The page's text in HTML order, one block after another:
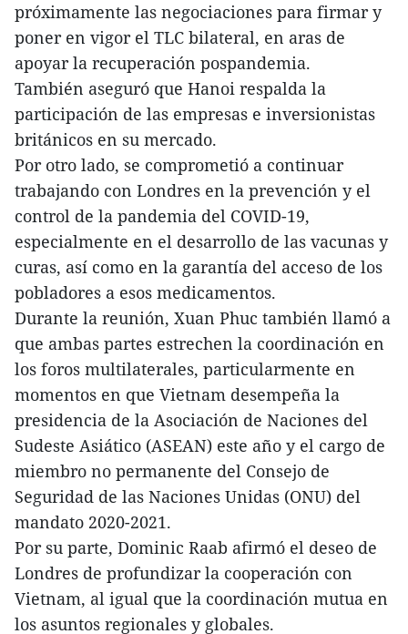
próximamente las negociaciones para firmar y
poner en vigor el TLC bilateral, en aras de
apoyar la recuperación pospandemia.
También aseguró que Hanoi respalda la
participación de las empresas e inversionistas
británicos en su mercado.
Por otro lado, se comprometió a continuar
trabajando con Londres en la prevención y el
control de la pandemia del COVID-19,
especialmente en el desarrollo de las vacunas y
curas, así como en la garantía del acceso de los
pobladores a esos medicamentos.
Durante la reunión, Xuan Phuc también llamó a
que ambas partes estrechen la coordinación en
los foros multilaterales, particularmente en
momentos en que Vietnam desempeña la
presidencia de la Asociación de Naciones del
Sudeste Asiático (ASEAN) este año y el cargo de
miembro no permanente del Consejo de
Seguridad de las Naciones Unidas (ONU) del
mandato 2020-2021.
Por su parte, Dominic Raab afirmó el deseo de
Londres de profundizar la cooperación con
Vietnam, al igual que la coordinación mutua en
los asuntos regionales y globales.